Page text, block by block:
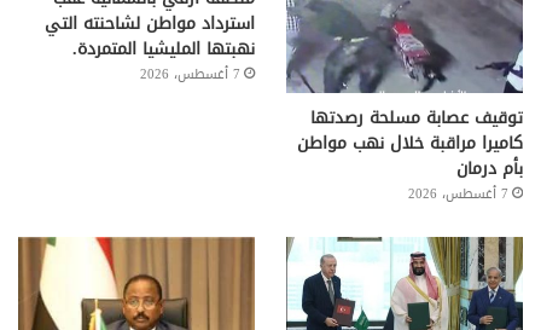
توقيف عصابة مسلحة رصدتها
كاميرا مراقبة خلال نهب مواطن
بأم درمان
7 أغسطس، 2026
استرداد مواطن لشاحنته التي
نهبتها المليشيا المتمردة.
7 أغسطس، 2026